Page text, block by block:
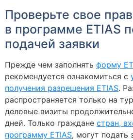
Проверьте свое
в программе ETIAS
подачей заявки
Прежде чем заполнять форму
рекомендуется ознакомиться с
получения разрешения ETIAS.
распространяется только на
деловые визиты
дней. Только граждане стран,
программу ETIAS, могут подать